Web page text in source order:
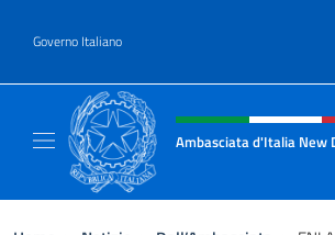
Governo Italiano
Intestazione sito,
Ambasciata d'Italia New